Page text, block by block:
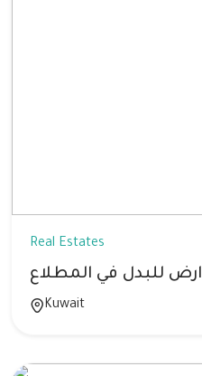
Real Estates
ارض للبدل في المطلاع
Kuwait